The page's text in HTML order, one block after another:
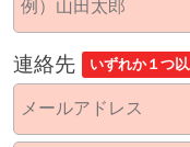
連絡先 いずれか１つ